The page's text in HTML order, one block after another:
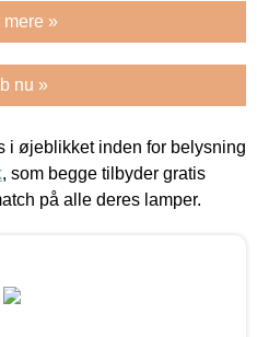
»
nu »
i øjeblikket inden for belysning
, som begge tilbyder gratis
på alle deres lamper.